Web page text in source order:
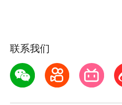
联系我们